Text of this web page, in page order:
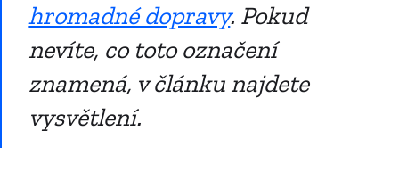
hromadné dopravy. Pokud
nevíte, co toto označení
znamená, v článku najdete
vysvětlení.